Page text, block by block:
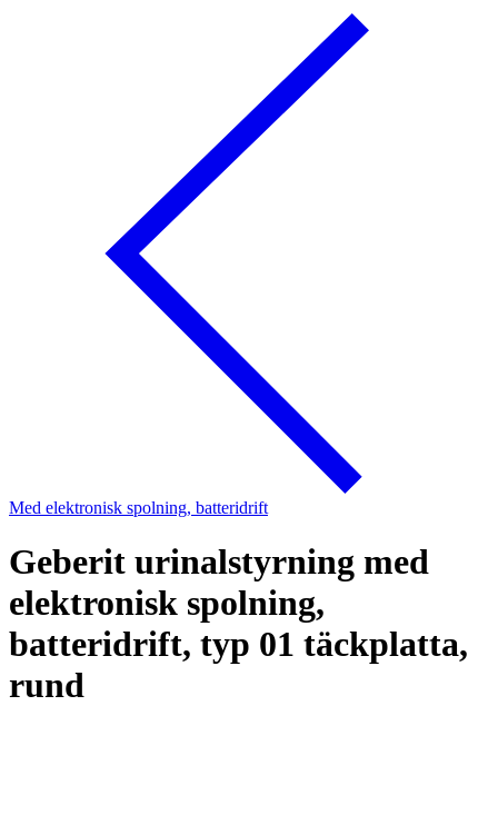
Med elektronisk spolning, batteridrift
Geberit urinalstyrning med
elektronisk spolning,
batteridrift, typ 01 täckplatta,
rund